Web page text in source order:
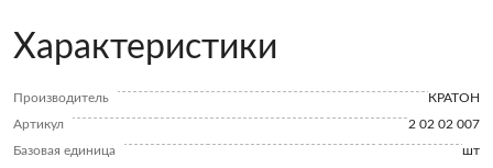
Характеристики
Производитель
КРАТОН
Артикул
2 02 02 007
Базовая единица
шт